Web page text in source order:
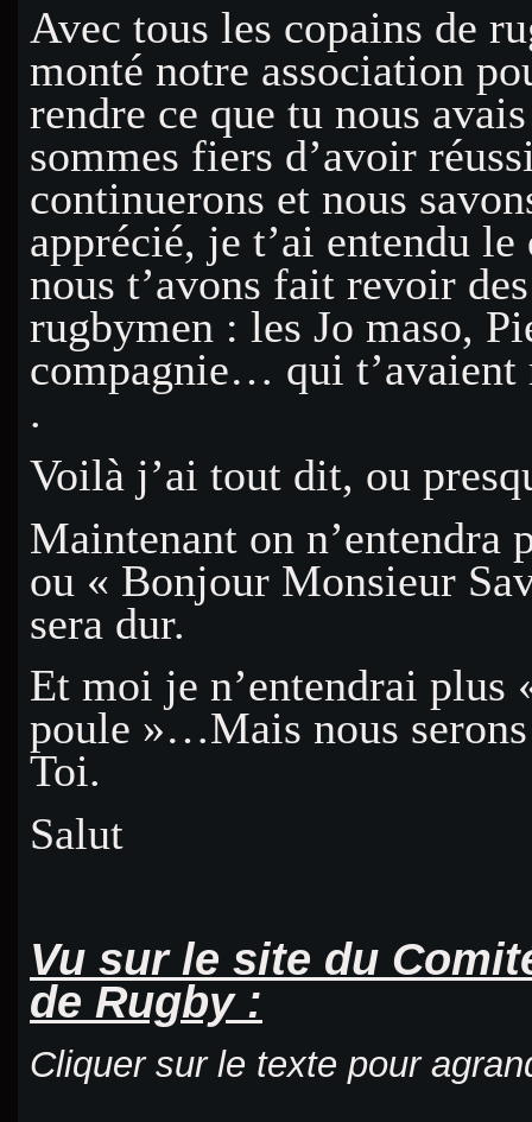
Avec tous les copains de
monté notre association
rendre ce que tu nous
sommes fiers d’avoir
continuerons et nous
apprécié, je t’ai entendu
nous t’avons fait revoir
rugbymen : les Jo maso,
compagnie… qui t’avaient
.
Voilà j’ai tout dit, ou
Maintenant on n’entendra
ou « Bonjour Monsieur
sera dur.
Et moi je n’entendrai plus
poule »…Mais nous
Toi.
Salut
Vu sur le site du
de Rugby :
Cliquer sur le texte pour